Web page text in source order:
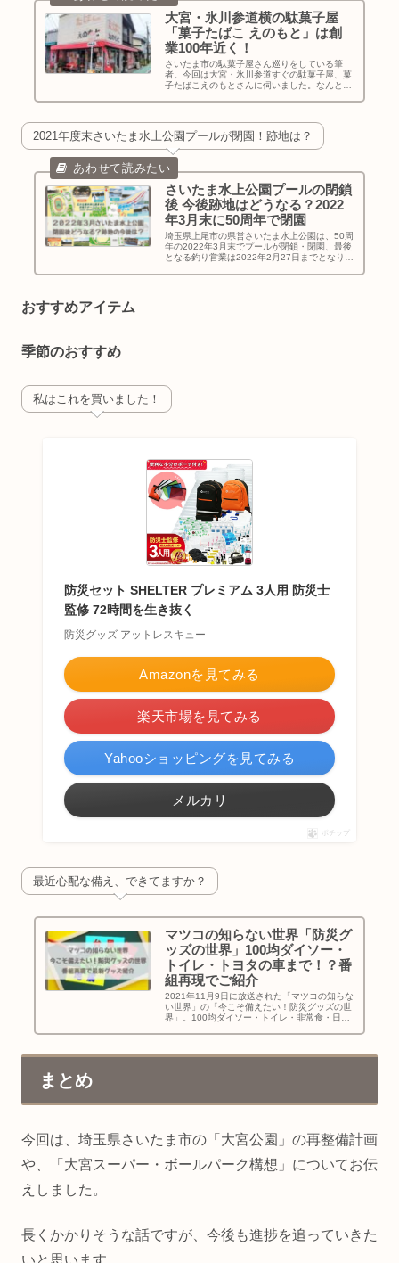
大宮・氷川参道横の駄菓子屋
「菓子たばこ えのもと」は創
業100年近く！
さいたま市の駄菓子屋さん巡りをしている筆
者。今回は大宮・氷川参道すぐの駄菓子屋、菓
子たばこえのもとさんに伺いました。なんと創
2021年度末さいたま水上公園プールが閉園！跡地は？
さいたま水上公園プールの閉鎖
後 今後跡地はどうなる？2022
年3月末に50周年で閉園
埼玉県上尾市の県営さいたま水上公園は、50周
年の2022年3月末でプールが閉鎖・閉園、最後
となる釣り営業は2022年2月27日までとなりま
べてお伝えします！
おすすめアイテム
季節のおすすめ
私はこれを買いました！
防災セット SHELTER プレミアム 3人用 防災士
監修 72時間を生き抜く
防災グッズ アットレスキュー
Amazonを見てみる
楽天市場を見てみる
Yahooショッピングを見てみる
メルカリ
ポチップ
最近心配な備え、できてますか？
マツコの知らない世界「防災グ
ッズの世界」100均ダイソー・
トイレ・トヨタの車まで！？番
組再現でご紹介
2021年11月9日に放送された「マツコの知らな
い世界」の「今こそ備えたい！防災グッズの世
界」。100均ダイソー・トイレ・非常食・日常
まとめ
今回は、埼玉県さいたま市の「大宮公園」の再整備計画
や、「大宮スーパー・ボールパーク構想」についてお伝
えしました。
長くかかりそうな話ですが、今後も進捗を追っていきた
いと思います。